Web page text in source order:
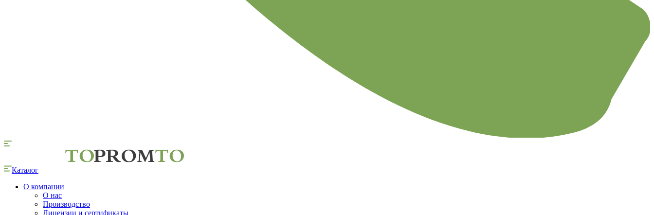
Каталог
О компании
О нас
Производство
Лицензии и сертификаты